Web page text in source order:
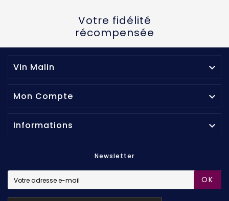
Votre fidélité
récompensée
Vin Malin 
Mon Compte 
Informations 
Newsletter
OK